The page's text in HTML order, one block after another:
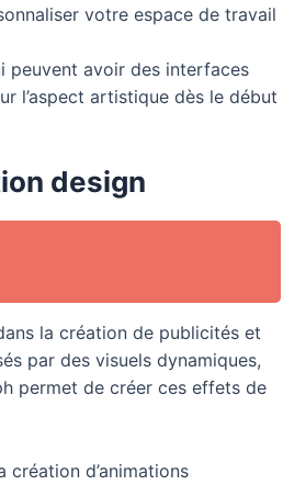
votre espace de travail
peuvent avoir des interfaces
l’aspect artistique dès le début
design
la création de publicités et
par des visuels dynamiques,
permet de créer ces effets de
création d’animations